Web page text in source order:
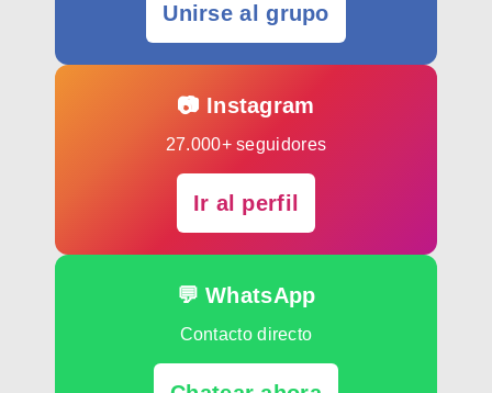
Unirse al grupo
📷 Instagram
27.000+ seguidores
Ir al perfil
💬 WhatsApp
Contacto directo